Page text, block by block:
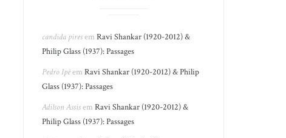
candida piresemRavi Shankar (1920-2012) &
Philip Glass (1937): Passages
Pedro IpêemRavi Shankar (1920-2012) & Philip
Glass (1937): Passages
Adilson AssisemRavi Shankar (1920-2012) &
Philip Glass (1937): Passages